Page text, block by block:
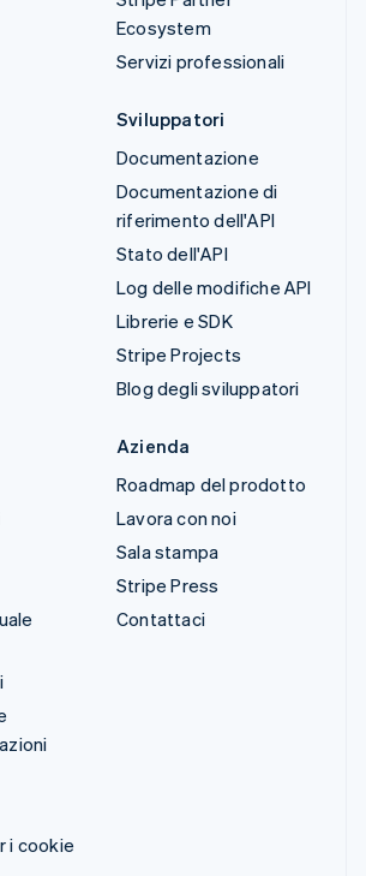
Ecosystem
Servizi professionali
Sviluppatori
Documentazione
Documentazione di
riferimento dell'API
Stato dell'API
Log delle modifiche API
Librerie e SDK
Stripe Projects
Blog degli sviluppatori
i cookie
Azienda
Roadmap del prodotto
Lavora con noi
Sala stampa
Stripe Press
Contattaci